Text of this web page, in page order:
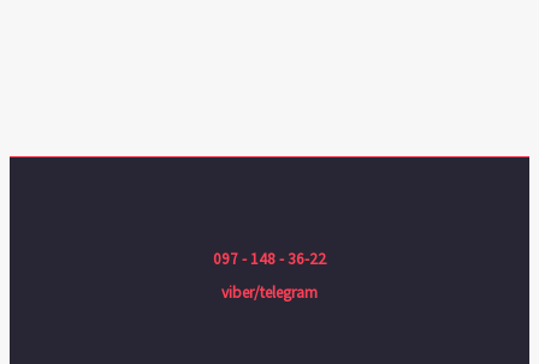
097 - 148 - 36-22
viber/telegram